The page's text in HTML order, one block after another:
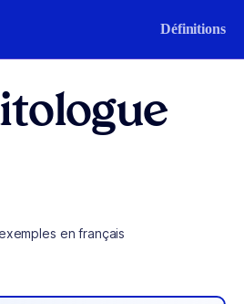
Définitions
en français